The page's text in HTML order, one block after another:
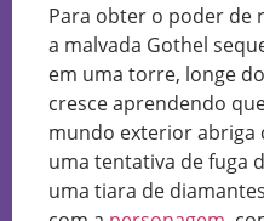
Para obter o poder de
a malvada Gothel
em uma torre, longe
cresce aprendendo
mundo exterior abriga
uma tentativa de fuga
uma tiara de